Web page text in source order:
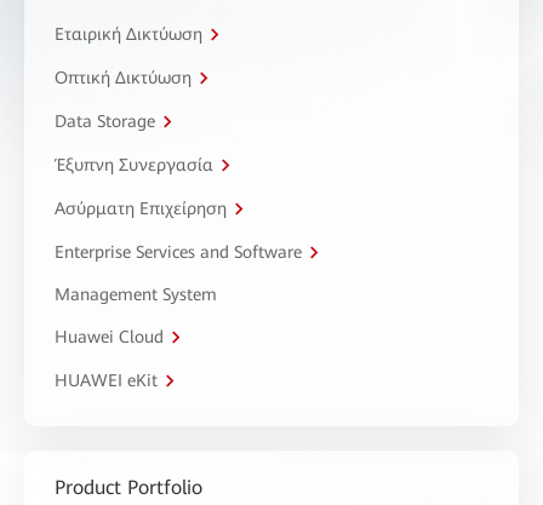
Εταιρική Δικτύωση
Οπτική Δικτύωση
Data Storage
Έξυπνη Συνεργασία
Ασύρματη Επιχείρηση
Enterprise Services and Software
Management System
Huawei Cloud
HUAWEI eKit
Product Portfolio